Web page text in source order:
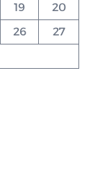
19
20
26
27